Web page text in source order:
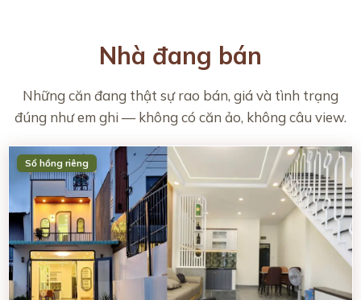
Nhà đang bán
Những căn đang thật sự rao bán, giá và tình trạng
đúng như em ghi — không có căn ảo, không câu view.
Sổ hồng riêng
ĐANG BÁN